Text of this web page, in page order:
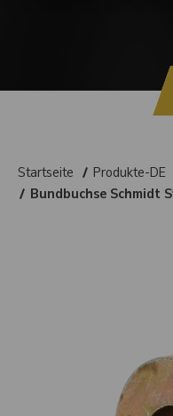
Startseite Produkte-DE
Bundbuchse Schmidt